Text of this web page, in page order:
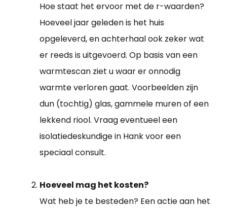
Hoe staat het ervoor met de r-waarden?
Hoeveel jaar geleden is het huis
opgeleverd, en achterhaal ook zeker wat
er reeds is uitgevoerd. Op basis van een
warmtescan ziet u waar er onnodig
warmte verloren gaat. Voorbeelden zijn
dun (tochtig) glas, gammele muren of een
lekkend riool. Vraag eventueel een
isolatiedeskundige in Hank voor een
speciaal consult.
Hoeveel mag het kosten?
Wat heb je te besteden? Een actie aan het